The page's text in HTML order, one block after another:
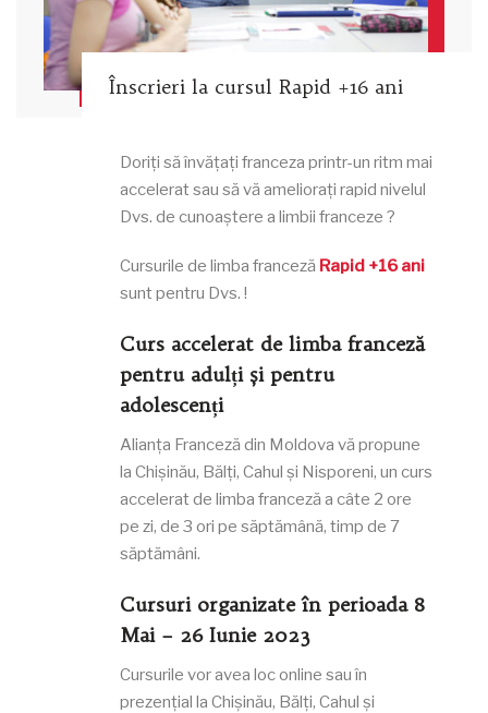
Înscrieri la cursul Rapid +16 ani
Doriți să învățați franceza printr-un ritm mai
accelerat sau să vă ameliorați rapid nivelul
Dvs. de cunoaștere a limbii franceze ?
Cursurile de limba franceză Rapid +16 ani
sunt pentru Dvs. !
Curs accelerat de limba franceză
pentru adulți și pentru
adolescenți
Alianța Franceză din Moldova vă propune
la Chișinău, Bălți, Cahul și Nisporeni, un curs
accelerat de limba franceză a câte 2 ore
pe zi, de 3 ori pe săptămână, timp de 7
săptămâni.
Cursuri organizate în perioada 8
Mai – 26 Iunie 2023
Cursurile vor avea loc online sau în
prezențial la Chișinău, Bălți, Cahul și